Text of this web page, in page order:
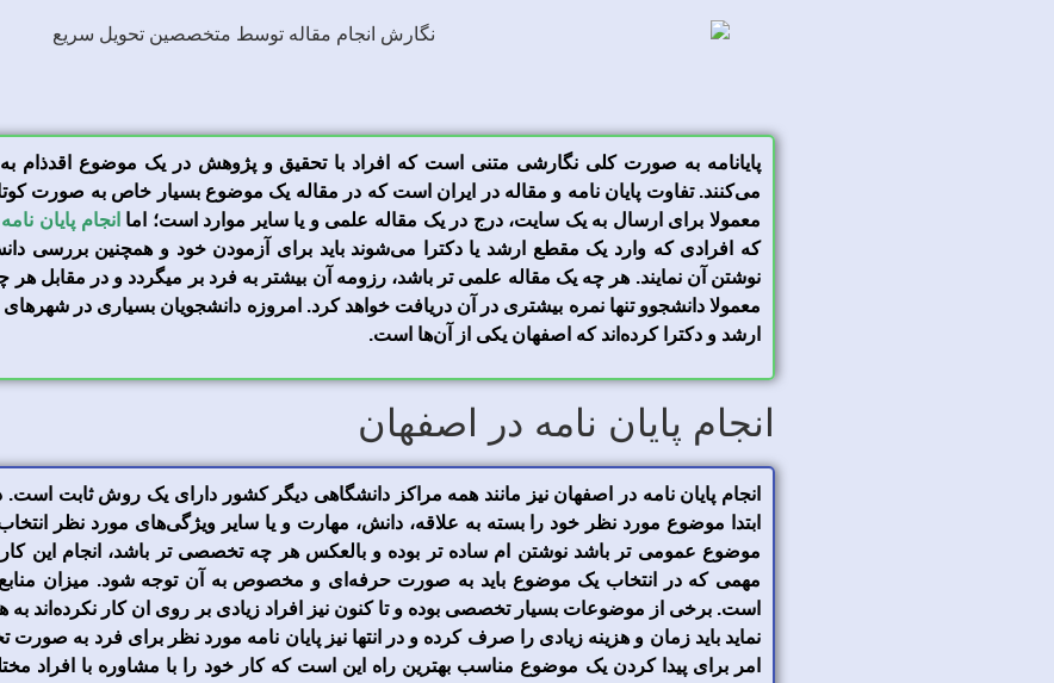
پایانامه به صورت کلی نگارشی متنی است که افراد با تحقیق و پژوهش در یک موضوع اقدذام
می‌کنند. تفاوت پایان نامه و مقاله در ایران است که در مقاله یک موضوع بسیار خاص به صورت
معمولا برای ارسال به یک سایت، درج در یک مقاله علمی و یا سایر موارد است؛ اما انجام پایان نامه
که افرادی که وارد یک مقطع ارشد یا دکترا می‌شوند باید برای آزمودن خود و همچنین بررسی
نوشتن آن نمایند. هر چه یک مقاله علمی تر باشد، رزومه آن بیشتر به فرد بر میگردد و در مقابل هر
معمولا دانشجوو تنها نمره بیشتری در آن دریافت خواهد کرد. امروزه دانشجویان بسیاری در
ارشد و دکترا کرده‌اند که اصفهان یکی از آن‌ها است.
انجام پایان نامه در اصفهان
انجام پایان نامه در اصفهان نیز مانند همه مراکز دانشگاهی دیگر کشور دارای یک روش ثابت است.
ابتدا موضوع مورد نظر خود را بسته به علاقه، دانش، مهارت و یا سایر ویژگی‌های مورد نظر
موضوع عمومی تر باشد نوشتن ام ساده تر بوده و بالعکس هر چه تخصصی تر باشد، انجام این
مهمی که در انتخاب یک موضوع باید به صورت حرفه‌ای و مخصوص به آن توجه شود. میزان منابع
است. برخی از موضوعات بسیار تخصصی بوده و تا کنون نیز افراد زیادی بر روی ان کار نکرده‌اند به
نماید باید زمان و هزینه زیادی را صرف کرده و در انتها نیز پایان نامه مورد نظر برای فرد به
امر برای پیدا کردن یک موضوع مناسب بهترین راه این است که کار خود را با مشاوره با افراد مختلف